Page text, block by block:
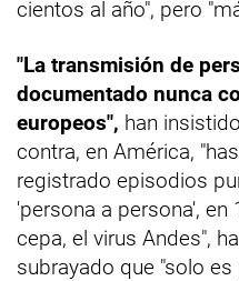
cientos al año", pero
"La transmisión de
documentado nunca
europeos", han
contra, en América,
registrado episodios
'persona a persona',
cepa, el virus Andes",
subrayado que "solo